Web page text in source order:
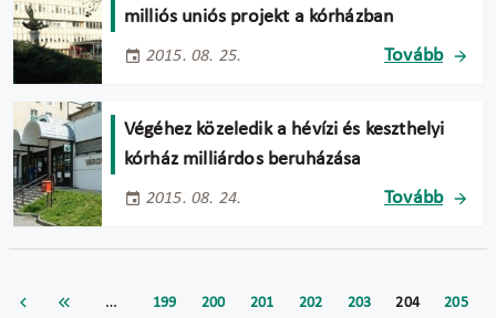
milliós uniós projekt a kórházban
2015. 08. 25. Tovább
Végéhez közeledik a hévízi és keszthelyi
kórház milliárdos beruházása
2015. 08. 24. Tovább
… 199 200 201 202 203 204 205